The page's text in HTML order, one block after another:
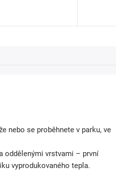
nebo se proběhnete v parku, ve
oddělenými vrstvami – první
vyprodukovaného tepla.